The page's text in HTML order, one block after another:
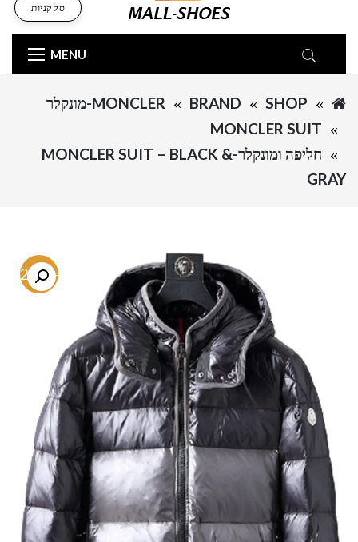
MENU
סל קניות
SHOP
BRAND
MONCLER-מונקלר
MONCLER SUIT
חליפה ומונקלר-MONCLER SUIT – BLACK &
GRAY
-72.8%